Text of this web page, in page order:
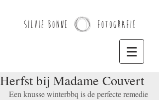
Herfst bij Madame Couvert
Een knusse winterbbq is de perfecte remedie